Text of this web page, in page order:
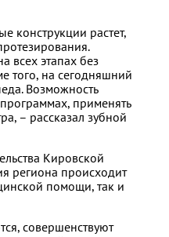
конструкции растет,
всех этапах без
того, на сегодняшний
Возможность
применять
– рассказал зубной
Кировской
региона происходит
помощи, так и
совершенствуют